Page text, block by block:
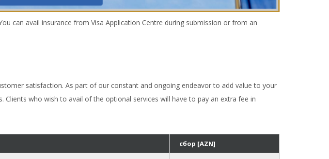
can avail insurance from Visa Application Centre during submission or from an
satisfaction. As part of our constant and ongoing endeavor to add value to your
who wish to avail of the optional services will have to pay an extra fee in
сбор [AZN]